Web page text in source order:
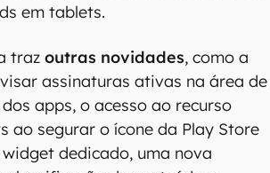
em tablets.
trazoutras novidades, como a
assinaturas ativas na área de
apps, o acesso ao recurso
ao segurar o ícone da Play Store
dedicado, uma nova